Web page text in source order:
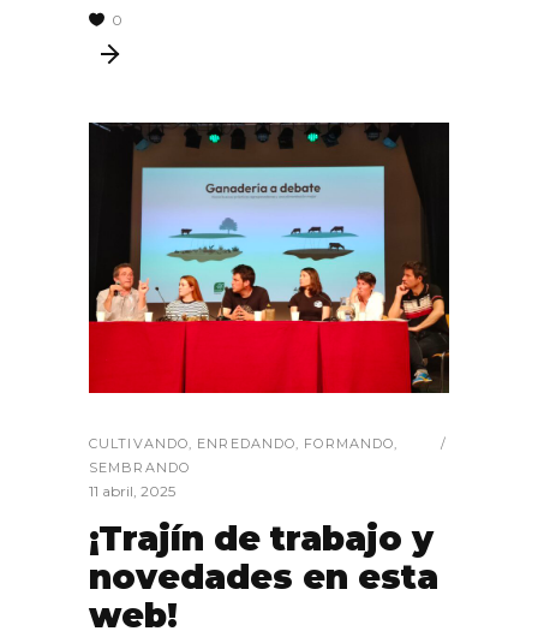
0
CULTIVANDO, ENREDANDO, FORMANDO,
SEMBRANDO
11 abril, 2025
¡Trajín de trabajo y
novedades en esta
web!